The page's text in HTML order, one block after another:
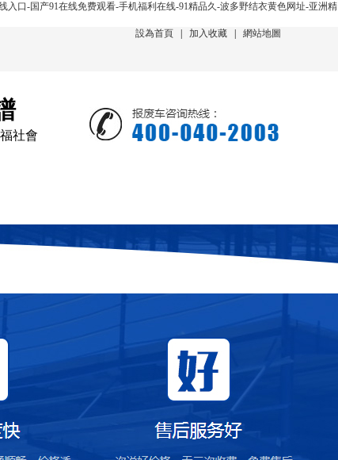
口-国产91在线免费观看-手机福利在线-91精品久-波多野结衣黄色网址-亚洲精
設為首頁 加入收藏 網站地圖
社會